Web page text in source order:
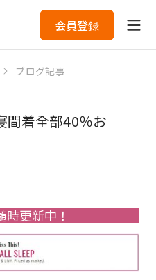
会員登録
ブログ記事
着全部40％お
更新中！